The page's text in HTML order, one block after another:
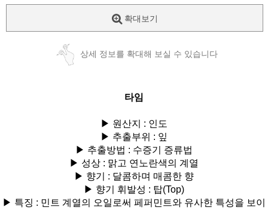
확대보기
상세 정보를 확대해 보실 수 있습니다
타임
▶ 원산지 : 인도
▶ 추출부위 : 잎
▶ 추출방법 : 수증기 증류법
▶ 성상 : 맑고 연노란색의 계열
▶ 향기 : 달콤하며 매콤한 향
▶ 향기 휘발성 : 탑(Top)
▶ 특징 : 민트 계열의 오일로써 페퍼민트와 유사한 특성을 보이